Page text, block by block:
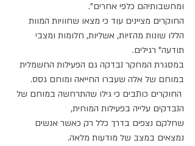
ומחשבותיהם כלפי אחרים".
החוקרים מציינים עוד כי מצאו שחוויות המוות
הללו שונות מהזיות, אשליות, חלומות ומצבי
תודעה" רגילים.
במסגרת המחקר נבדקה גם הפעילות החשמלית
במוחם של אלה שעברו החייאה ומוחם גסס.
החוקרים כותבים כי גילו שהתרחשה במוחם של
הנבדקים עלייה בפעילות המוחית,
שחלקם נצפים בדרך כלל רק כאשר אנשים
נמצאים במצב של מודעות מלאה.